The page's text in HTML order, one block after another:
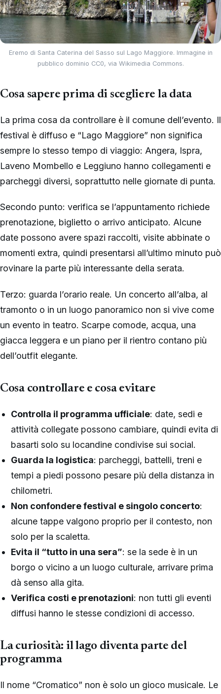
Eremo di Santa Caterina del Sasso sul Lago Maggiore. Immagine in
pubblico dominio CC0, via Wikimedia Commons.
Cosa sapere prima di scegliere la data
La prima cosa da controllare è il comune dell’evento. Il
festival è diffuso e “Lago Maggiore” non significa
sempre lo stesso tempo di viaggio: Angera, Ispra,
Laveno Mombello e Leggiuno hanno collegamenti e
parcheggi diversi, soprattutto nelle giornate di punta.
Secondo punto: verifica se l’appuntamento richiede
prenotazione, biglietto o arrivo anticipato. Alcune
date possono avere spazi raccolti, visite abbinate o
momenti extra, quindi presentarsi all’ultimo minuto può
rovinare la parte più interessante della serata.
Terzo: guarda l’orario reale. Un concerto all’alba, al
tramonto o in un luogo panoramico non si vive come
un evento in teatro. Scarpe comode, acqua, una
giacca leggera e un piano per il rientro contano più
dell’outfit elegante.
Cosa controllare e cosa evitare
Controlla il programma ufficiale: date, sedi e
attività collegate possono cambiare, quindi evita di
basarti solo su locandine condivise sui social.
Guarda la logistica: parcheggi, battelli, treni e
tempi a piedi possono pesare più della distanza in
chilometri.
Non confondere festival e singolo concerto:
alcune tappe valgono proprio per il contesto, non
solo per la scaletta.
Evita il “tutto in una sera”: se la sede è in un
borgo o vicino a un luogo culturale, arrivare prima
dà senso alla gita.
Verifica costi e prenotazioni: non tutti gli eventi
diffusi hanno le stesse condizioni di accesso.
La curiosità: il lago diventa parte del
programma
Il nome “Cromatico” non è solo un gioco musicale. Le